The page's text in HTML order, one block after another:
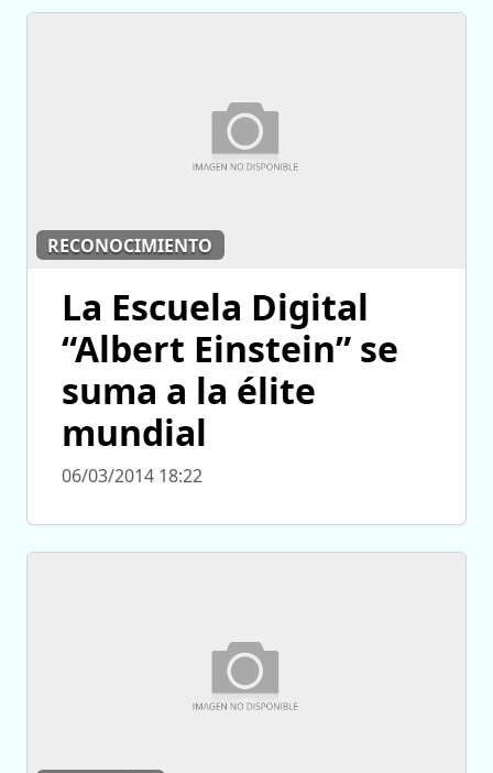
RECONOCIMIENTO
La Escuela Digital
“Albert Einstein” se
suma a la élite
mundial
06/03/2014 18:22